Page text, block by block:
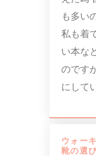
も多い
私も着
い本な
のです
にして
ウォー
靴の選